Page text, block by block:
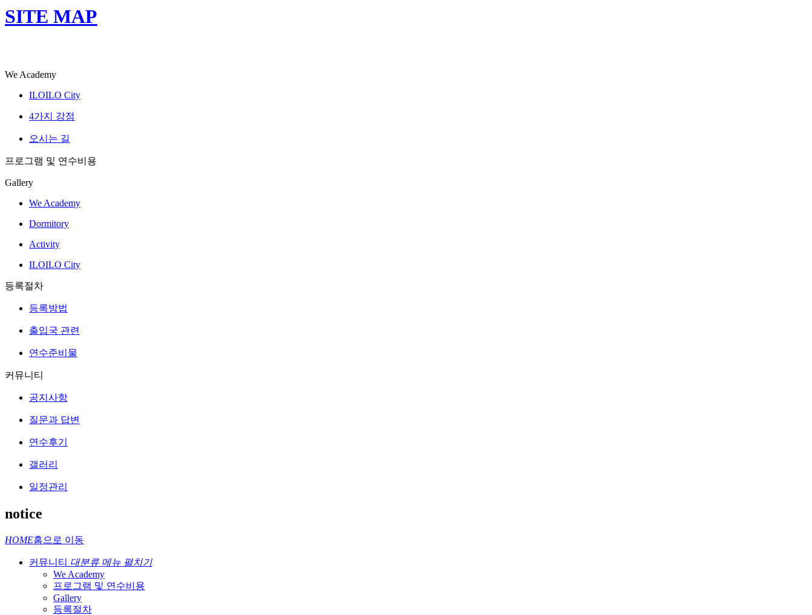
SITE MAP
We Academy
ILOILO City
4가지 강점
오시는 길
프로그램 및 연수비용
Gallery
We Academy
Dormitory
Activity
ILOILO City
등록절차
등록방법
출입국 관련
연수준비물
커뮤니티
공지사항
질문과 답변
연수후기
갤러리
일정관리
notice
HOME홈으로 이동
커뮤니티 대분류 메뉴 펼치기
We Academy
프로그램 및 연수비용
Gallery
등록절차